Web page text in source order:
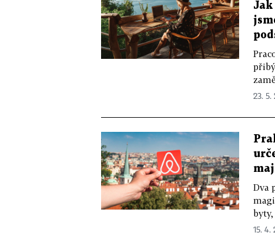
23. 5.
Dva
15. 4.